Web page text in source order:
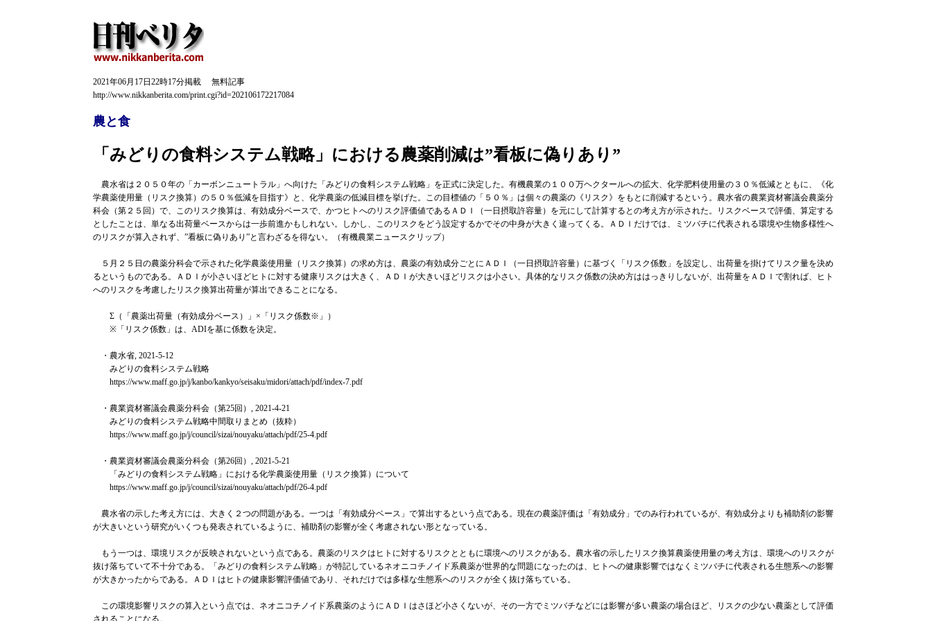
2021年06月17日22時17分掲載 無料記事
http://www.nikkanberita.com/print.cgi?id=202106172217084
農と食
「みどりの食料システム戦略」における農薬削減は”看板に偽りあり”
農水省は２０５０年の「カーボンニュートラル」へ向けた「みどりの食料システム戦略」を正式に決定した。有機農業の１００万ヘクタールへの拡大、化学肥料使用量の３０％低減とともに、《化
学農薬使用量（リスク換算）の５０％低減を目指す》と、化学農薬の低減目標を挙げた。この目標値の「５０％」は個々の農薬の《リスク》をもとに削減するという。農水省の農業資材審議会農薬分
科会（第２５回）で、このリスク換算は、有効成分ベースで、かつヒトへのリスク評価値であるＡＤＩ（一日摂取許容量）を元にして計算するとの考え方が示された。リスクベースで評価、算定する
としたことは、単なる出荷量ベースからは一歩前進かもしれない。しかし、このリスクをどう設定するかでその中身が大きく違ってくる。ＡＤＩだけでは、ミツバチに代表される環境や生物多様性へ
のリスクが算入されず、”看板に偽りあり”と言わざるを得ない。（有機農業ニュースクリップ）
５月２５日の農薬分科会で示された化学農薬使用量（リスク換算）の求め方は、農薬の有効成分ごとにＡＤＩ（一日摂取許容量）に基づく「リスク係数」を設定し、出荷量を掛けてリスク量を決め
るというものである。ＡＤＩが小さいほどヒトに対する健康リスクは大きく、ＡＤＩが大きいほどリスクは小さい。具体的なリスク係数の決め方ははっきりしないが、出荷量をＡＤＩで割れば、ヒト
へのリスクを考慮したリスク換算出荷量が算出できることになる。
Σ（「農薬出荷量（有効成分ベース）」×「リスク係数※」）
※「リスク係数」は、ADIを基に係数を決定。
・農水省, 2021-5-12
みどりの食料システム戦略
https://www.maff.go.jp/j/kanbo/kankyo/seisaku/midori/attach/pdf/index-7.pdf
・農業資材審議会農薬分科会（第25回）, 2021-4-21
みどりの食料システム戦略中間取りまとめ（抜粋）
https://www.maff.go.jp/j/council/sizai/nouyaku/attach/pdf/25-4.pdf
・農業資材審議会農薬分科会（第26回）, 2021-5-21
「みどりの食料システム戦略」における化学農薬使用量（リスク換算）について
https://www.maff.go.jp/j/council/sizai/nouyaku/attach/pdf/26-4.pdf
農水省の示した考え方には、大きく２つの問題がある。一つは「有効成分ベース」で算出するという点である。現在の農薬評価は「有効成分」でのみ行われているが、有効成分よりも補助剤の影響
が大きいという研究がいくつも発表されているように、補助剤の影響が全く考慮されない形となっている。
もう一つは、環境リスクが反映されないという点である。農薬のリスクはヒトに対するリスクとともに環境へのリスクがある。農水省の示したリスク換算農薬使用量の考え方は、環境へのリスクが
抜け落ちていて不十分である。「みどりの食料システム戦略」が特記しているネオニコチノイド系農薬が世界的な問題になったのは、ヒトへの健康影響ではなくミツバチに代表される生態系への影響
が大きかったからである。ＡＤＩはヒトの健康影響評価値であり、それだけでは多様な生態系へのリスクが全く抜け落ちている。
この環境影響リスクの算入という点では、ネオニコチノイド系農薬のようにＡＤＩはさほど小さくないが、その一方でミツバチなどには影響が多い農薬の場合ほど、リスクの少ない農薬として評価
されることになる。